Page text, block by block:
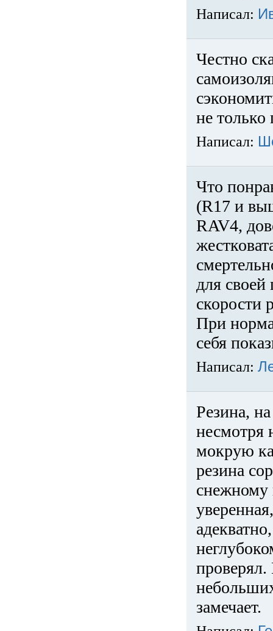
Написал:
Честно
не только
Написал:
Что
(R17 и
RAV4,
для
скорости
При
себя
Написал:
Резина,
несмотря
мокрую
резина
снежному
замечает.